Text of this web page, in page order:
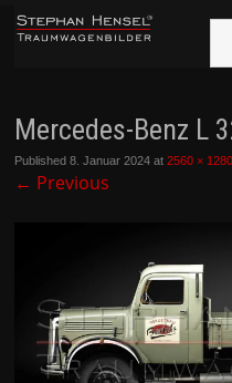
Mercedes-Benz L
Published8. Januar 2024 at2560 × 1280
← Previous